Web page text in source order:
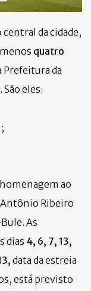
da cidade,
quatro
da
eles:
ao
Ribeiro
As
dias 4, 6, 7, 13,
data da estreia
está previsto